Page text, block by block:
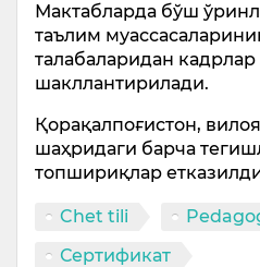
Мактабларда бўш
таълим
талабаларидан кадрлар
шакллантирилади.
Қорақалпоғистон,
шаҳридаги барча
топшириқлар
Chet tili
Сертификат